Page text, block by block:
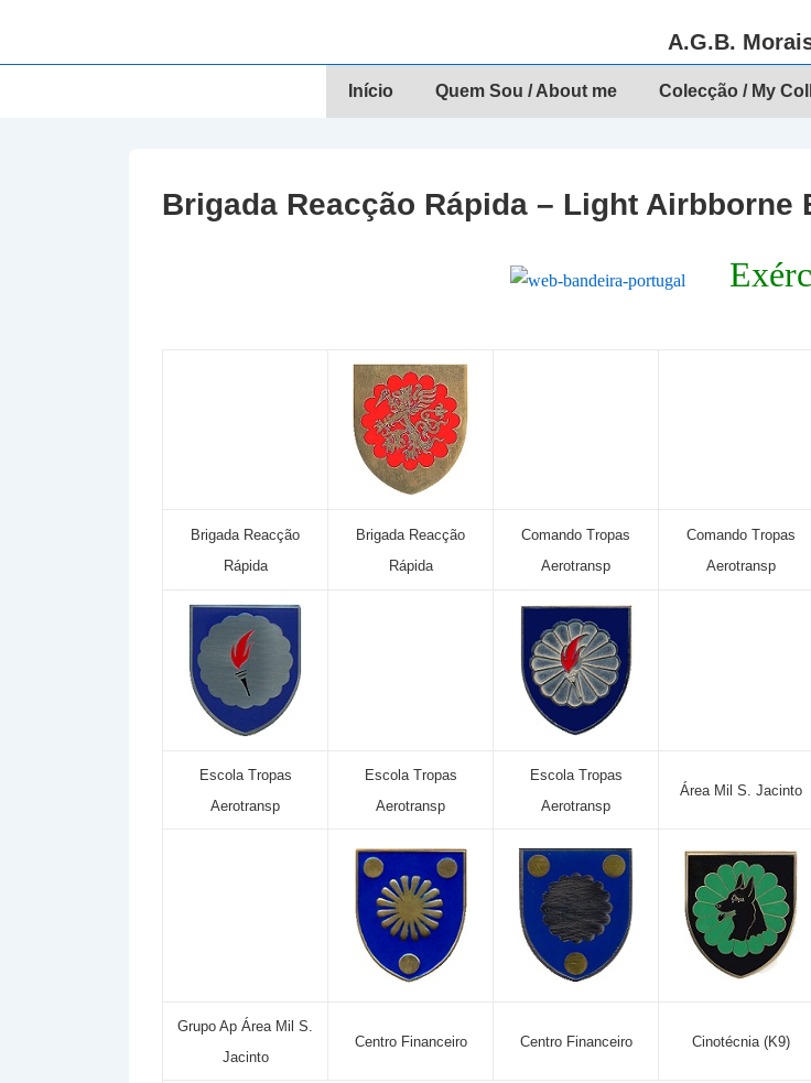
A.G.B.
Navegação
Início Quem Sou / About me Colecção / My
Brigada Reacção Rápida – Light Airbborne
Brigada Reacção
Rápida
Brigada Reacção
Rápida
Comando Tropas
Aerotransp
Comando Tropas
Aerotransp
Escola Tropas
Aerotransp
Escola Tropas
Aerotransp
Escola Tropas
Aerotransp
Área Mil S. Jacinto
Grupo Ap Área Mil S.
Jacinto
Centro Financeiro Centro Financeiro Cinotécnia (K9)